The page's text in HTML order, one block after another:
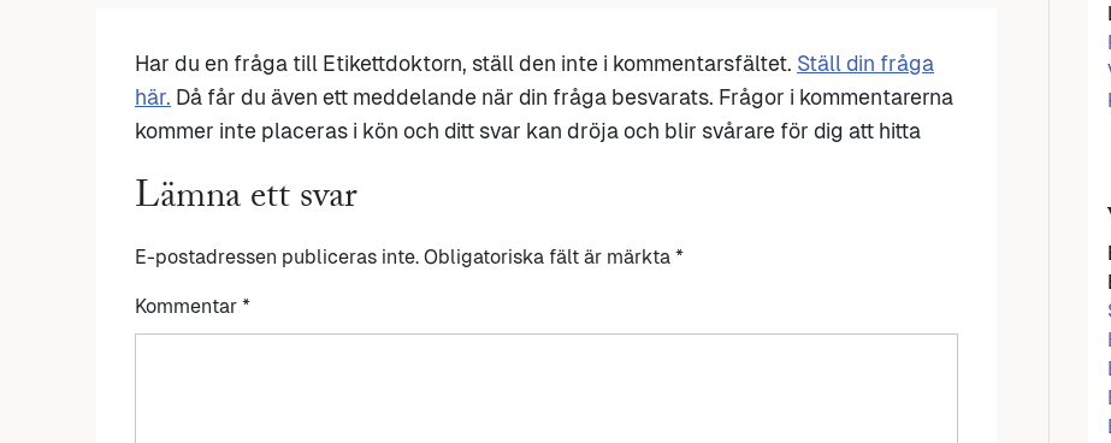
Har du en fråga till Etikettdoktorn, ställ den inte i kommentarsfältet. Ställ din fråga
här. Då får du även ett meddelande när din fråga besvarats. Frågor i kommentarerna
kommer inte placeras i kön och ditt svar kan dröja och blir svårare för dig att hitta
Lämna ett svar
E-postadressen publiceras inte. Obligatoriska fält är märkta *
Kommentar *